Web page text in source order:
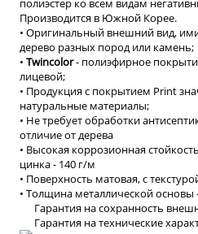
полиэстер ко всем видам
Производится в Южной Корее.
• Оригинальный внешний вид,
дерево разных пород или камень;
• Twincolor- полиэфирное
лицевой;
• Продукция с покрытием Print
натуральные материалы;
• Не требует обработки
отличие от дерева
• Высокая коррозионная
цинка - 140 г/м
• Поверхность матовая, с
• Толщина металлической основы
Гарантия на сохранность
Гарантия на технические